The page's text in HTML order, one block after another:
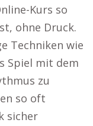
Kurs so
ohne Druck.
Techniken wie
Spiel mit dem
zu
so oft
sicher